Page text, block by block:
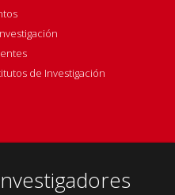
de Investigación